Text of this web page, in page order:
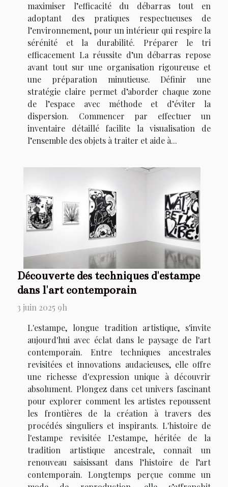
maximiser l’efficacité du débarras tout en
adoptant des pratiques respectueuses de
l’environnement, pour un intérieur qui respire la
sérénité et la durabilité. Préparer le tri
efficacement La réussite d’un débarras repose
avant tout sur une organisation rigoureuse et
une préparation minutieuse. Définir une
stratégie claire permet d’aborder chaque zone
de l’espace avec méthode et d’éviter la
dispersion. Commencer par effectuer un
inventaire détaillé facilite la visualisation de
l’ensemble des objets à traiter et aide à...
Découverte des techniques d'estampe
dans l'art contemporain
3 juin 2025 9h
L'estampe, longue tradition artistique, s'invite
aujourd'hui avec éclat dans le paysage de l'art
contemporain. Entre techniques ancestrales
revisitées et innovations audacieuses, elle offre
une richesse d'expression unique à découvrir
absolument. Plongez dans cet univers fascinant
pour explorer comment les artistes repoussent
les frontières de la création à travers des
procédés singuliers et inspirants. L'histoire de
l'estampe revisitée L’estampe, héritée de la
tradition artistique ancestrale, connaît un
renouveau saisissant dans l’histoire de l’art
contemporain. Longtemps perçue comme un